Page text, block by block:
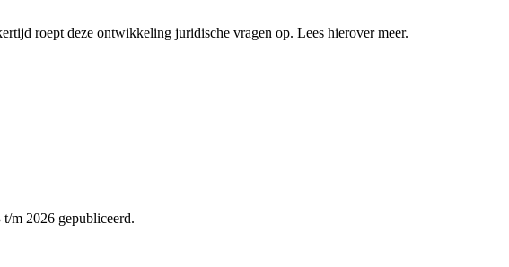
roept deze ontwikkeling juridische vragen op. Lees hierover meer.
m 2026 gepubliceerd.